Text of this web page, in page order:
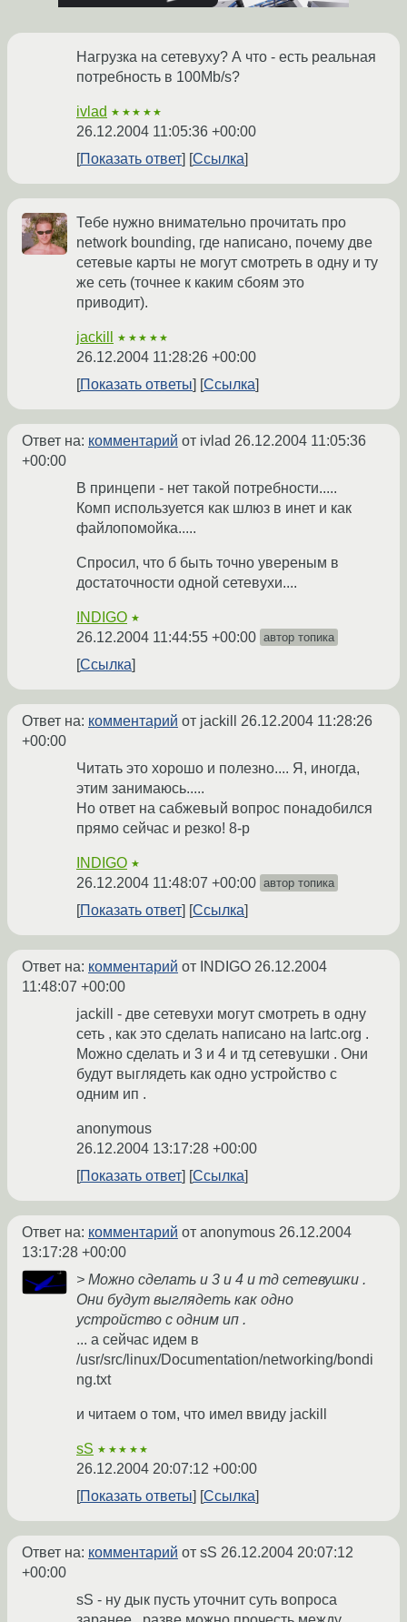
Нагрузка на сетевуху? А что - есть реальная
потребность в 100Mb/s?
ivlad ★★★★★
26.12.2004 11:05:36 +00:00
Показать ответ
Ссылка
Тебе нужно внимательно прочитать про
network bounding, где написано, почему две
сетевые карты не могут смотреть в одну и ту
же сеть (точнее к каким сбоям это
приводит).
jackill ★★★★★
26.12.2004 11:28:26 +00:00
Показать ответы
Ссылка
Ответ на: комментарий от ivlad 26.12.2004 11:05:36
+00:00
В принцепи - нет такой потребности.....
Комп используется как шлюз в инет и как
файлопомойка.....
Спросил, что б быть точно увереным в
достаточности одной сетевухи....
INDIGO ★
26.12.2004 11:44:55 +00:00 автор топика
Ссылка
Ответ на: комментарий от jackill 26.12.2004 11:28:26
+00:00
Читать это хорошо и полезно.... Я, иногда,
этим занимаюсь.....
Но ответ на сабжевый вопрос понадобился
прямо сейчас и резко! 8-p
INDIGO ★
26.12.2004 11:48:07 +00:00 автор топика
Показать ответ Ссылка
Ответ на: комментарий от INDIGO 26.12.2004
11:48:07 +00:00
jackill - две сетевухи могут смотреть в одну
сеть , как это сделать написано на lartc.org .
Можно сделать и 3 и 4 и тд сетевушки . Они
будут выглядеть как одно устройство с
одним ип .
anonymous
26.12.2004 13:17:28 +00:00
Показать ответ
Ссылка
Ответ на: комментарий от anonymous 26.12.2004
13:17:28 +00:00
> Можно сделать и 3 и 4 и тд сетевушки .
Они будут выглядеть как одно
устройство с одним ип .
... а сейчас идем в
/usr/src/linux/Documentation/networking/bondi
ng.txt
и читаем о том, что имел ввиду jackill
sS ★★★★★
26.12.2004 20:07:12 +00:00
Показать ответы
Ссылка
Ответ на: комментарий от sS 26.12.2004 20:07:12
+00:00
sS - ну дык пусть уточнит суть вопроса